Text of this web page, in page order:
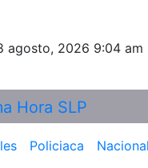
agosto, 2026 9:04 am
Policiaca